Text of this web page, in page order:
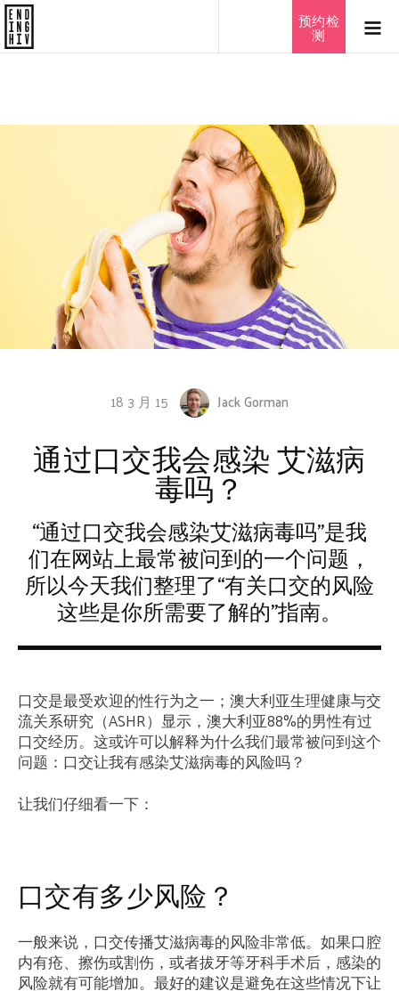
预约检
测
18 3 月 15 Jack Gorman
通过口交我会感染艾滋病
毒吗？
“通过口交我会感染艾滋病毒吗”是我
们在网站上最常被问到的一个问题，
所以今天我们整理了“有关口交的风险
这些是你所需要了解的”指南。
口交是最受欢迎的性行为之一；澳大利亚生理健康与交
流关系研究（ASHR）显示，澳大利亚88%的男性有过
口交经历。这或许可以解释为什么我们最常被问到这个
问题：口交让我有感染艾滋病毒的风险吗？
让我们仔细看一下：
口交有多少风险？
一般来说，口交传播艾滋病毒的风险非常低。如果口腔
内有疮、擦伤或割伤，或者拔牙等牙科手术后，感染的
风险就有可能增加。最好的建议是避免在这些情况下让